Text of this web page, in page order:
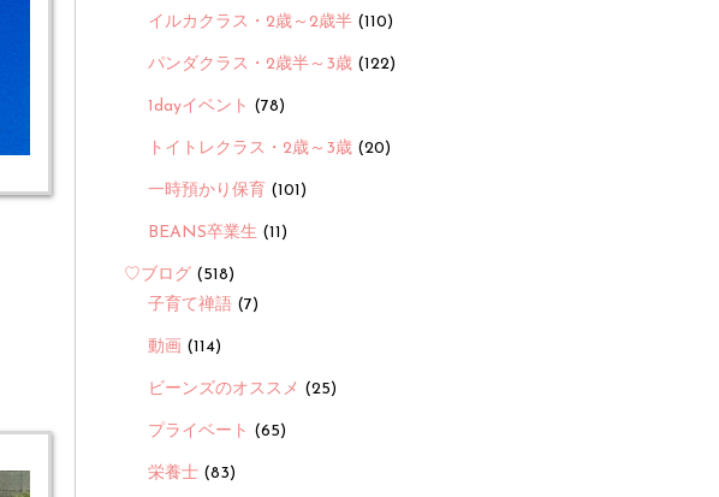
イルカクラス・2歳～2歳半 (110)
パンダクラス・2歳半～3歳 (122)
1dayイベント (78)
トイトレクラス・2歳～3歳 (20)
一時預かり保育 (101)
BEANS卒業生 (11)
♡ブログ (518)
子育て禅語 (7)
動画 (114)
ビーンズのオススメ (25)
プライベート (65)
栄養士 (83)